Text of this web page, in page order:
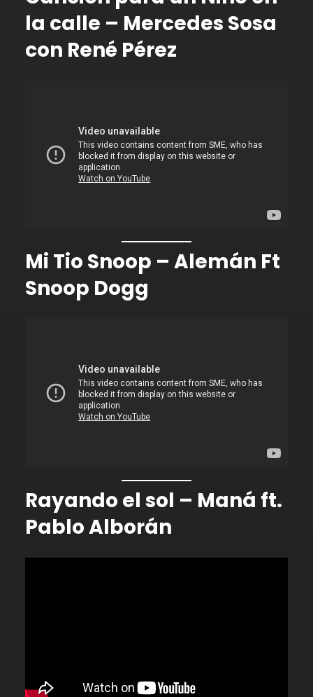
la calle – Mercedes Sosa
con René Pérez
Mi Tio Snoop – Alemán Ft
Snoop Dogg
Rayando el sol – Maná ft.
Pablo Alborán